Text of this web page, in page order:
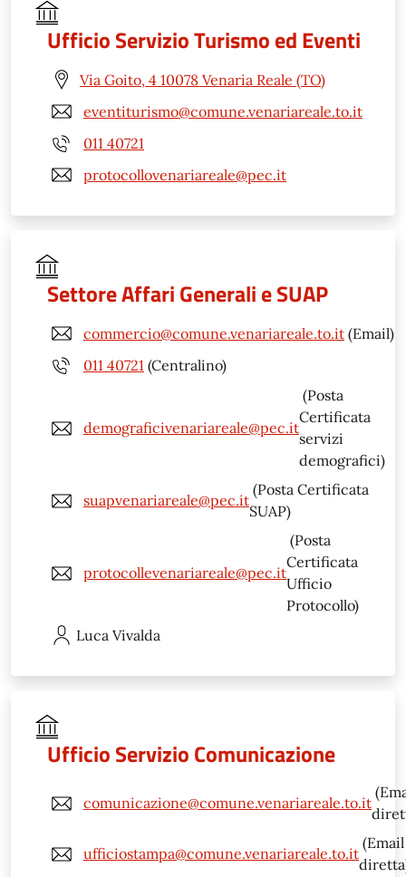
Ufficio Servizio Turismo ed Eventi
Via Goito, 4 10078 Venaria Reale (TO)
eventiturismo@comune.venariareale.to.it
011 40721
protocollovenariareale@pec.it
Settore Affari Generali e SUAP
commercio@comune.venariareale.to.it (Email)
011 40721 (Centralino)
demograficivenariareale@pec.it
(Posta
Certificata
servizi
demografici)
suapvenariareale@pec.it
(Posta Certificata
SUAP)
protocollevenariareale@pec.it
(Posta
Certificata
Ufficio
Protocollo)
Luca Vivalda
Ufficio Servizio Comunicazione
comunicazione@comune.venariareale.to.it
ufficiostampa@comune.venariareale.to.it
(Email